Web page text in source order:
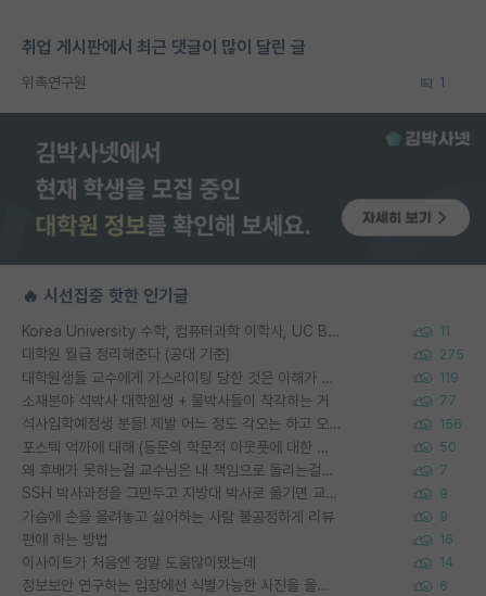
취업 게시판에서 최근 댓글이 많이 달린 글
위촉연구원 1
🔥 시선집중 핫한 인기글
Korea University 수학, 컴퓨터과학 이학사, UC Berkeley 산업공학 대학원 공학박사가 되는 것은 쉽지 않겠죠? 11
대학원 월급 정리해준다 (공대 기준) 275
대학원생들 교수에게 가스라이팅 당한 것은 이해가 갑니다. 안타깝네요. 119
소재분야 석박사 대학원생 + 물박사들이 착각하는 거 77
석사입학예정생 분들! 제발 어느 정도 각오는 하고 오세요. 156
포스텍 억까에 대해 (동문의 학문적 아웃풋에 대한 반박) 50
왜 후배가 못하는걸 교수님은 내 책임으로 돌리는걸까요? 7
SSH 박사과정을 그만두고 지방대 박사로 옮기면 교수의 꿈은 끝일까요? 9
가슴에 손을 올려놓고 싫어하는 사람 불공정하게 리뷰 9
편애 하는 방법 16
이사이트가 처음엔 정말 도움많이됐는데 14
정보보안 연구하는 입장에선 식별가능한 사진을 올리는건 비추이긴함 6